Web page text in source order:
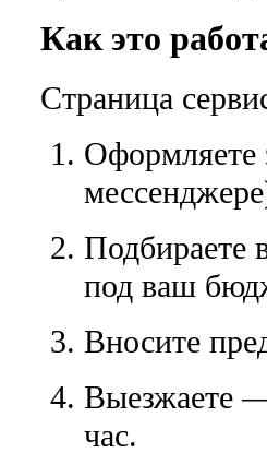
Как это
Страница
Оформляете
Подбираете
под ваш
Вносите
Выезжаете
час.